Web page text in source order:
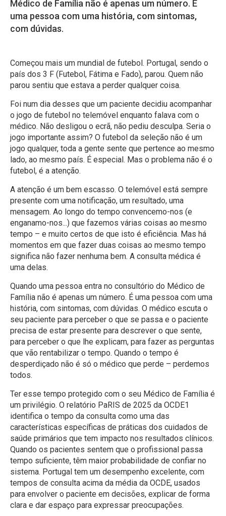
Médico de Família não é apenas um número. É
uma pessoa com uma história, com sintomas,
com dúvidas.
Começou mais um mundial de futebol. Portugal, sendo o
país dos 3 F (Futebol, Fátima e Fado), parou. Quem não
parou sentiu que estava a perder qualquer coisa.
Foi num dia desses que um paciente decidiu acompanhar
o jogo de futebol no telemóvel enquanto falava com o
médico. Não desligou o ecrã, não pediu desculpa. Seria o
jogo importante assim? O futebol da seleção não é um
jogo qualquer, toda a gente sente que pertence ao mesmo
lado, ao mesmo país. É especial. Mas o problema não é o
futebol, é a atenção.
A atenção é um bem escasso. O telemóvel está sempre
presente com uma notificação, um resultado, uma
mensagem. Ao longo do tempo convencemo-nos (e
enganamo-nos...) que fazemos várias coisas ao mesmo
tempo – e muito certos de que isto é eficiência. Mas há
momentos em que fazer duas coisas ao mesmo tempo
significa não fazer nenhuma bem. A consulta médica é
uma delas.
Quando uma pessoa entra no consultório do Médico de
Família não é apenas um número. É uma pessoa com uma
história, com sintomas, com dúvidas. O médico escuta o
seu paciente para perceber o que se passa e o paciente
precisa de estar presente para descrever o que sente,
para perceber o que lhe explicam, para fazer as perguntas
que vão rentabilizar o tempo. Quando o tempo é
desperdiçado não é só o médico que perde – perdemos
todos.
Ter esse tempo protegido com o seu Médico de Família é
um privilégio. O relatório PaRIS de 2025 da OCDE1
identifica o tempo da consulta como uma das
características específicas de práticas dos cuidados de
saúde primários que tem impacto nos resultados clínicos.
Quando os pacientes sentem que o profissional passa
tempo suficiente, têm maior probabilidade de confiar no
sistema. Portugal tem um desempenho excelente, com
tempos de consulta acima da média da OCDE, usados
para envolver o paciente em decisões, explicar de forma
clara e dar espaço para expressar preocupações.